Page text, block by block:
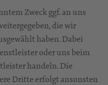
Zweck ggf. an uns
die wir
haben. Dabei
oder uns beim
handeln. Die
Dritte erfolgt ansonsten